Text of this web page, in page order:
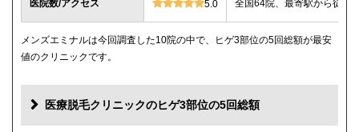
医院数/アクセス 5.0 全国64院、最寄駅から徒歩
メンズエミナルは今回調査した10院の中で、ヒゲ3部位の5回総額が最安
値のクリニックです。
医療脱毛クリニックのヒゲ3部位の5回総額